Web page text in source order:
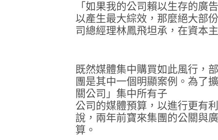
「如果我的公司賴以生存的廣
以產生最大綜效，那麼絕大部
司總經理林鳳飛坦承，在資本
既然媒體集中購買如此風行，
團是其中一個明顯案例。為了
關公司」集中所有子
公司的媒體預算，以進行更有
說，兩年前寶來集團的公關與
算。